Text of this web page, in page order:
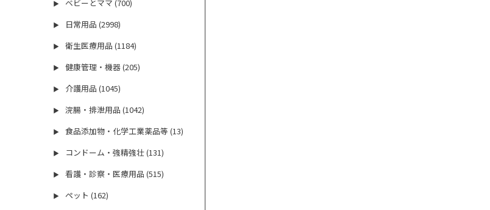
▶ ベビーとママ (700)
▶ 日常用品 (2998)
▶ 衛生医療用品 (1184)
▶ 健康管理・機器 (205)
▶ 介護用品 (1045)
▶ 浣腸・排泄用品 (1042)
▶ 食品添加物・化学工業薬品等 (13)
▶ コンドーム・強精強壮 (131)
▶ 看護・診察・医療用品 (515)
▶ ペット (162)